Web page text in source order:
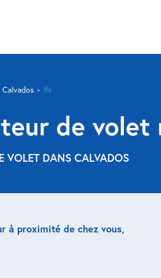
Calvados Ifs
de
VOLET DANS CALVADOS
à proximité de chez vous,